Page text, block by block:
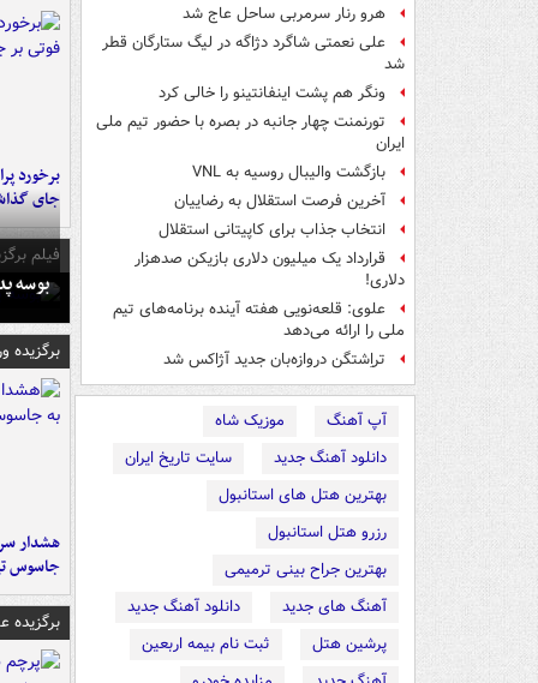
هرو رنار سرمربی ساحل عاج شد
علی نعمتی شاگرد دژاگه در لیگ ستارگان قطر
شد
ونگر هم پشت اینفانتینو را خالی کرد
تورنمنت چهار جانبه در بصره با حضور تیم ملی
ایران
بازگشت والیبال روسیه به VNL
آخرین فرصت استقلال به رضاییان
انتخاب جذاب برای کاپیتانی استقلال
قرارداد یک میلیون دلاری بازیکن صدهزار
دلاری!
علوی: قلعه‌نویی هفته آینده برنامه‌های تیم
ملی را ارائه می‌دهد
تراِشتگن دروازه‌بان جدید آژاکس شد
آپ آهنگ
موزیک شاه
دانلود آهنگ جدید
سایت تاریخ ایران
بهترین هتل های استانبول
رزرو هتل استانبول
بهترین جراح بینی ترمیمی
آهنگ های جدید
دانلود آهنگ جدید
پرشین هتل
ثبت نام بیمه اربعین
جای
فیلم
بوسه‌
برگزیده
هشدار
جاسوس